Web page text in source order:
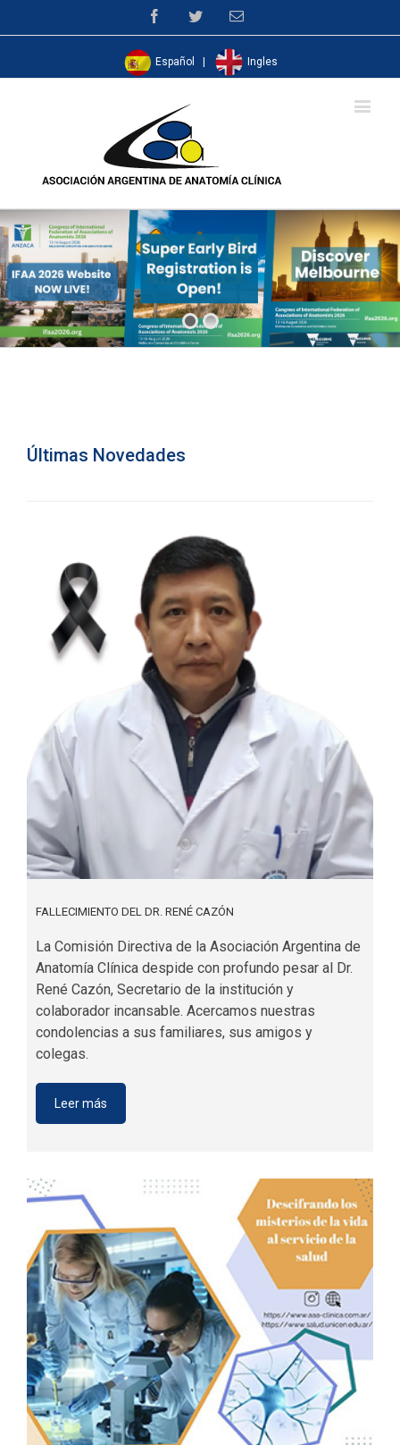
FacebookTwitterEmail
Español | Ingles
CERTIFICADOS
Últimas Novedades
FALLECIMIENTO DEL DR. RENÉ CAZÓN
La Comisión Directiva de la Asociación Argentina de
Anatomía Clínica despide con profundo pesar al Dr.
René Cazón, Secretario de la institución y
colaborador incansable. Acercamos nuestras
condolencias a sus familiares, sus amigos y
colegas.
Leer más